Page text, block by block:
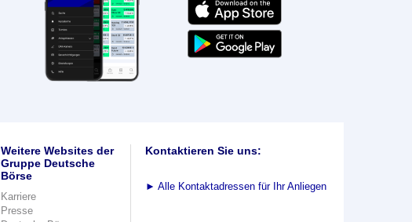
Weitere Websites der
Gruppe Deutsche
Börse
Karriere
Presse
Kontaktieren Sie uns:
► Alle Kontaktadressen für Ihr Anliegen